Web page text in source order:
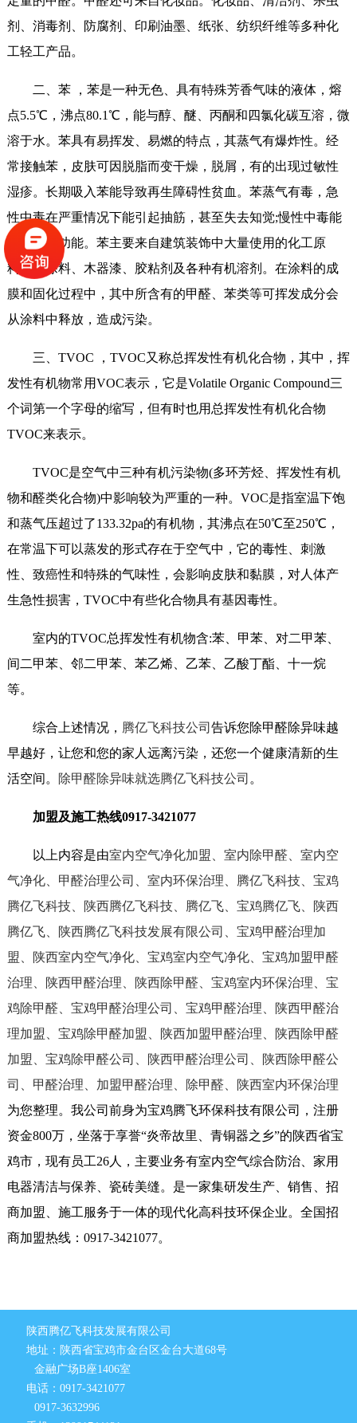
剂、消毒剂、防腐剂、印刷油墨、纸张、纺织纤维等多种化
工轻工产品。
二、苯 ，苯是一种无色、具有特殊芳香气味的液体，熔
点5.5℃，沸点80.1℃，能与醇、醚、丙酮和四氯化碳互溶，微
溶于水。苯具有易挥发、易燃的特点，其蒸气有爆炸性。经
常接触苯，皮肤可因脱脂而变干燥，脱屑，有的出现过敏性
湿疹。长期吸入苯能导致再生障碍性贫血。苯蒸气有毒，急
性中毒在严重情况下能引起抽筋，甚至失去知觉;慢性中毒能
损害造血功能。苯主要来自建筑装饰中大量使用的化工原
料，如涂料、木器漆、胶粘剂及各种有机溶剂。在涂料的成
膜和固化过程中，其中所含有的甲醛、苯类等可挥发成分会
从涂料中释放，造成污染。
三、TVOC ，TVOC又称总挥发性有机化合物，其中，挥
发性有机物常用VOC表示，它是Volatile Organic Compound三
个词第一个字母的缩写，但有时也用总挥发性有机化合物
TVOC来表示。
TVOC是空气中三种有机污染物(多环芳烃、挥发性有机
物和醛类化合物)中影响较为严重的一种。VOC是指室温下饱
和蒸气压超过了133.32pa的有机物，其沸点在50℃至250℃，
在常温下可以蒸发的形式存在于空气中，它的毒性、刺激
性、致癌性和特殊的气味性，会影响皮肤和黏膜，对人体产
生急性损害，TVOC中有些化合物具有基因毒性。
室内的TVOC总挥发性有机物含:苯、甲苯、对二甲苯、
间二甲苯、邻二甲苯、苯乙烯、乙苯、乙酸丁酯、十一烷
等。
综合上述情况， 腾亿飞科技公司 告诉您除甲醛除异味越
早越好，让您和您的家人远离污染，还您一个健康清新的生
活空间。
除甲醛除异味就选腾亿飞科技公司 。
加盟及施工热线0917-3421077
以上内容是由室内空气净化加盟、室内除甲醛、室内空
气净化、甲醛治理公司、室内环保治理、腾亿飞科技、宝鸡
腾亿飞科技、陕西腾亿飞科技、腾亿飞、宝鸡腾亿飞、陕西
腾亿飞、陕西腾亿飞科技发展有限公司、宝鸡甲醛治理加
盟、陕西室内空气净化、宝鸡室内空气净化、宝鸡加盟甲醛
治理、陕西甲醛治理、陕西除甲醛、宝鸡室内环保治理、宝
鸡除甲醛、宝鸡甲醛治理公司、宝鸡甲醛治理、陕西甲醛治
理加盟、宝鸡除甲醛加盟、陕西加盟甲醛治理、陕西除甲醛
加盟、宝鸡除甲醛公司、陕西甲醛治理公司、陕西除甲醛公
司、甲醛治理、加盟甲醛治理、除甲醛、陕西室内环保治理
为您整理。我公司前身为宝鸡腾飞环保科技有限公司，注册
资金800万，坐落于享誉“炎帝故里、青铜器之乡”的陕西省宝
鸡市，现有员工26人，主要业务有室内空气综合防治、家用
电器清洁与保养、瓷砖美缝。是一家集研发生产、销售、招
商加盟、施工服务于一体的现代化高科技环保企业。全国招
商加盟热线：0917-3421077。
陕西腾亿飞科技发展有限公司
地址：陕西省宝鸡市金台区金台大道68号
金融广场B座1406室
电话：0917-3421077
0917-3632996